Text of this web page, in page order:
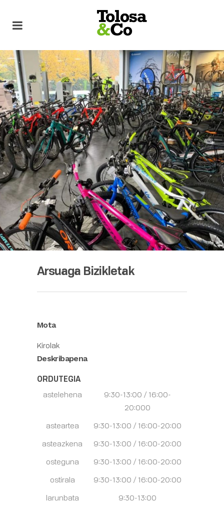
Arsuaga Bizikletak
Mota
Kirolak
Deskribapena
ORDUTEGIA
astelehena
9:30-13:00 / 16:00-
20:000
asteartea
9:30-13:00 / 16:00-20:00
asteazkena
9:30-13:00 / 16:00-20:00
osteguna
9:30-13:00 / 16:00-20:00
ostirala
9:30-13:00 / 16:00-20:00
larunbata
9:30-13:00